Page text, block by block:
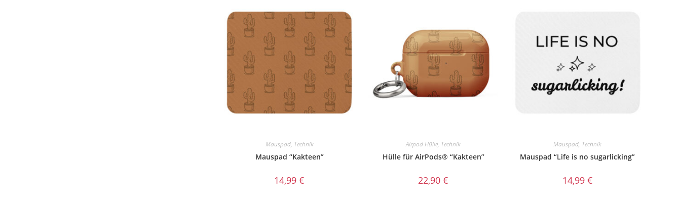
Mauspad, Technik
Mauspad “Kakteen”
14,99€
Airpod Hülle, Technik
Hülle für AirPods® “Kakteen”
22,90€
Mauspad, Technik
Mauspad “Life is no sugarlicking”
14,99 €